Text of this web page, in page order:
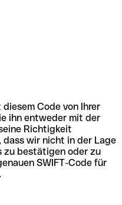
Code von Ihrer
ihn entweder mit der
Richtigkeit
wir nicht in der Lage
zu bestätigen oder zu
SWIFT-Code für